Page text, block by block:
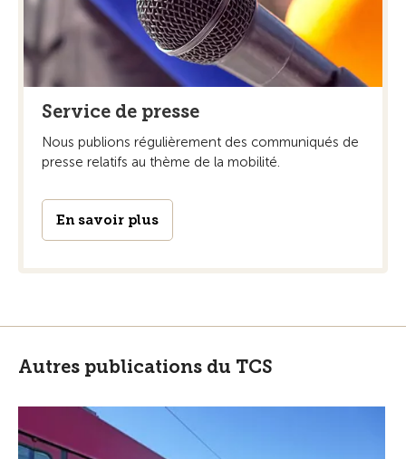
Service de presse
Nous publions régulièrement des communiqués de
presse relatifs au thème de la mobilité.
En savoir plus
Autres publications du TCS